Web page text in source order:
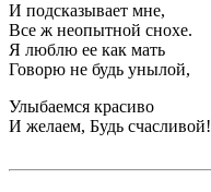
И подсказывает мне,
Все ж неопытной снохе.
Я люблю ее как мать
Говорю не будь унылой,
Улыбаемся красиво
И желаем, Будь счасливой!